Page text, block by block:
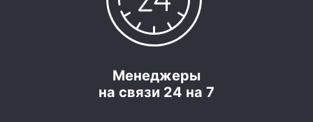
Менеджеры
на связи 24 на 7